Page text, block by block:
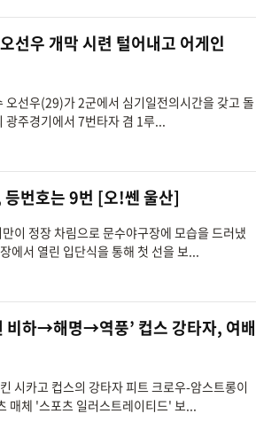
선우 개막 시련 털어내고 어게인
선우(29)가 2군에서 심기일전의시간을 갖고 돌
광주경기에서 7번타자 겸 1루...
등번호는 9번 [오!쎈 울산]
이 정장 차림으로 문수야구장에 모습을 드러냈
에서 열린 입단식을 통해 첫 선을 보...
비하→해명→역풍’ 컵스 강타자, 여배
시카고 컵스의 강타자 피트 크로우-암스트롱이
매체 '스포츠 일러스트레이티드' 보...